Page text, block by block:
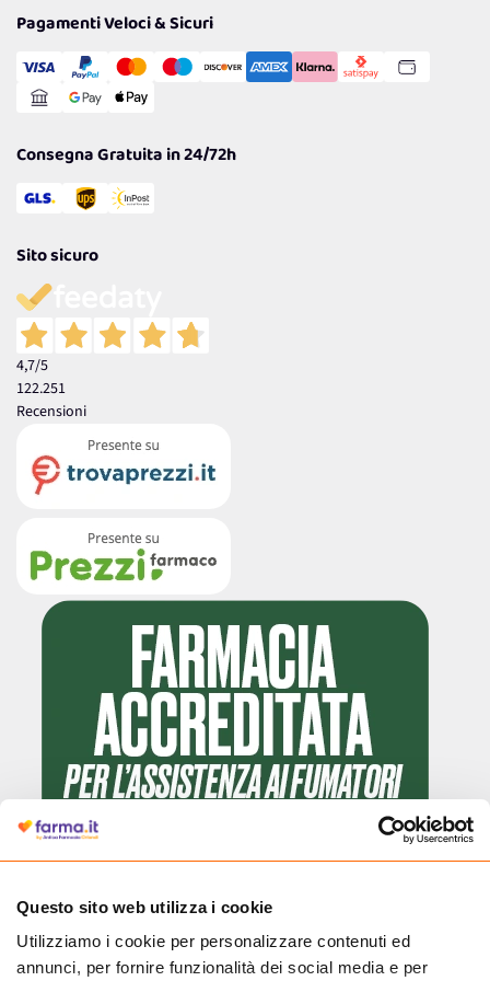
Questo sito web utilizza i cookie
Utilizziamo i cookie per personalizzare contenuti ed
annunci, per fornire funzionalità dei social media e per
Cookie Policy
Gestisci Cookie
Reso Facile e Veloce
Pagamenti Veloci & Sicuri
Consegna Gratuita in 24/72h
Sito sicuro
4,7/5
122.251
Recensioni
Cliccando il badge, puoi verificare che Farma.it è un'entità regolarmente
autorizzata dal Ministero della Salute a effettuare la vendita online di